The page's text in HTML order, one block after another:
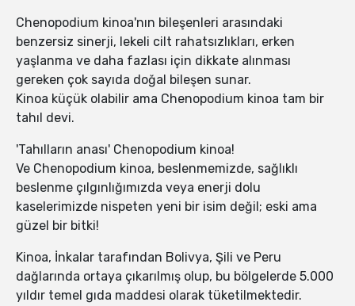
Chenopodium kinoa'nın bileşenleri arasındaki
benzersiz sinerji, lekeli cilt rahatsızlıkları, erken
yaşlanma ve daha fazlası için dikkate alınması
gereken çok sayıda doğal bileşen sunar.
Kinoa küçük olabilir ama Chenopodium kinoa tam bir
tahıl devi.
'Tahılların anası' Chenopodium kinoa!
Ve Chenopodium kinoa, beslenmemizde, sağlıklı
beslenme çılgınlığımızda veya enerji dolu
kaselerimizde nispeten yeni bir isim değil; eski ama
güzel bir bitki!
Kinoa, İnkalar tarafından Bolivya, Şili ve Peru
dağlarında ortaya çıkarılmış olup, bu bölgelerde 5.000
yıldır temel gıda maddesi olarak tüketilmektedir.